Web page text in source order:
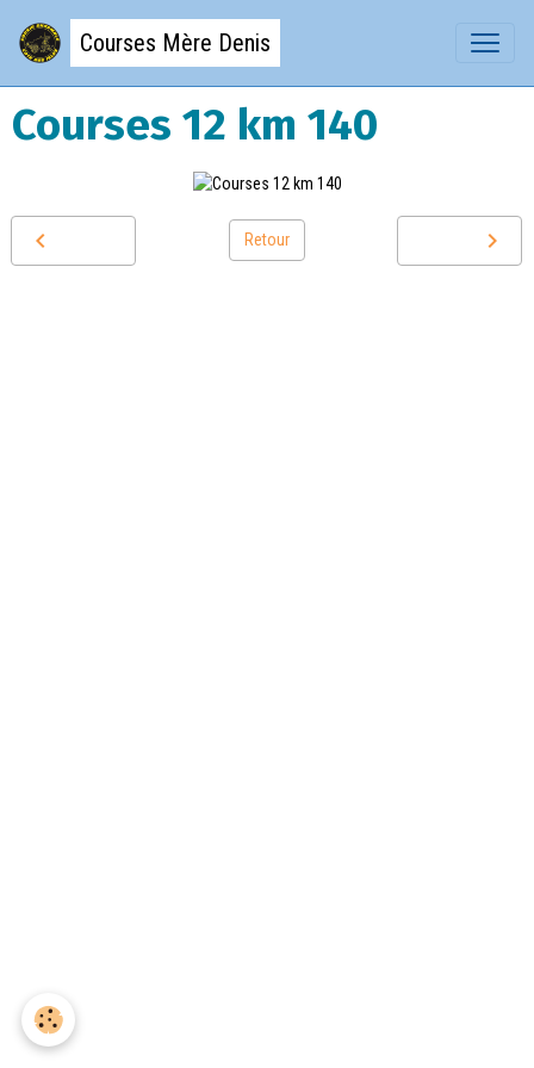
Courses Mère Denis
Courses 12 km 140
Retour